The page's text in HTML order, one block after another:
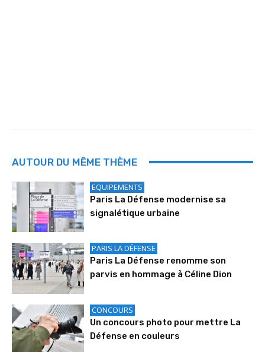
AUTOUR DU MÊME THÈME
EQUIPEMENTS
Paris La Défense modernise sa
signalétique urbaine
PARIS LA DÉFENSE
Paris La Défense renomme son
parvis en hommage à Céline Dion
CONCOURS
Un concours photo pour mettre La
Défense en couleurs